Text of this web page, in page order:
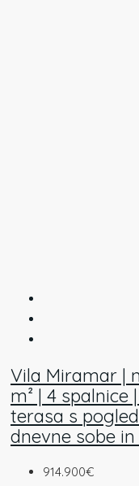
Vila Miramar |
m² | 4
terasa s
dnevne sobe
914.900€